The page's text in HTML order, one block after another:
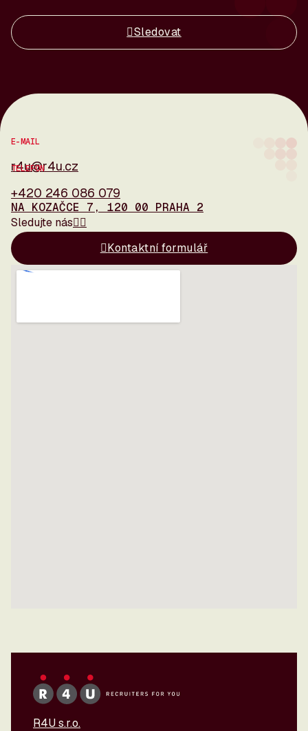
Sledovat
E-MAIL
r4u@r4u.cz
TELEFON
+420 246 086 079
NA KOZAČCE 7, 120 00 PRAHA 2
Sledujte nás
Kontaktní formulář
R4U s.r.o.